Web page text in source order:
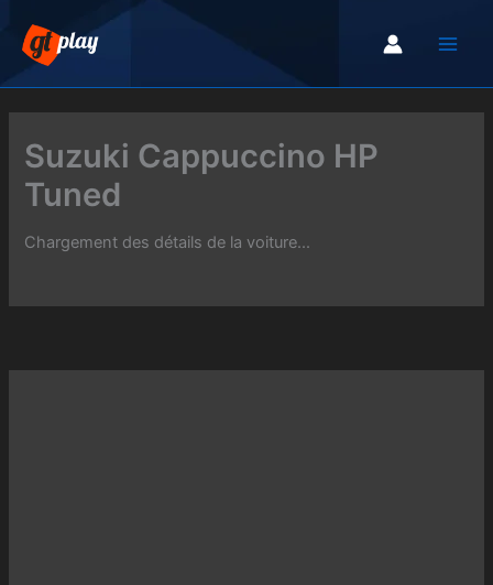
contenu
Suzuki Cappuccino HP
Tuned
Chargement des détails de la voiture...